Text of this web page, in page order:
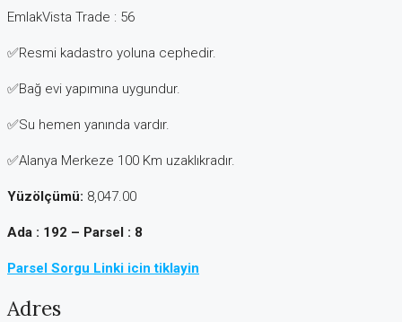
EmlakVista Trade : 56
✅Resmi kadastro yoluna cephedir.
✅Bağ evi yapımına uygundur.
✅Su hemen yanında vardır.
✅Alanya Merkeze 100 Km uzaklıkradır.
Yüzölçümü: 8,047.00
Ada : 192 – Parsel : 8
Parsel Sorgu Linki icin tiklayin
Adres